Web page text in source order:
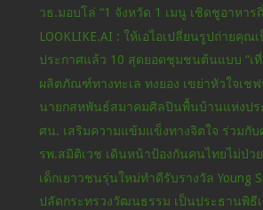
วธ.มอบโล่ “1 จังหวัด 1 เมนู เชิดชูอาหาร
LOOKLIKE.AI : ให้เอไอเปลี่ยนรูปถ่ายคุณ
ประกาศแล้ว 10 สุดยอดชุมชนต้นแบบ “เ
ผลิตภัณฑ์ทางทะเล ทงยอง เขย่าหัวใจเช
นายกสหพันธ์สมาคมศิลปินพื้นบ้านแห่งปร
ศน. เสริมความแข้มแข็งทางจิตใจ ร่วมกั
รพ.สมิติเวช เดินหน้าป้องกันคนไทยไม่ป่ว
เด็กเยาวชนรุ่นใหม่ทำดีรับรางวัล Young
ปลัดกระทรวงวัฒนธรรม เป็นประธานพิธี